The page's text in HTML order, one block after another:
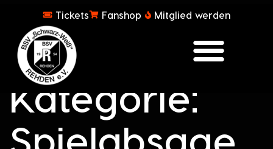
Tickets Fanshop Mitglied werden
Kategorie:
Spielabsage